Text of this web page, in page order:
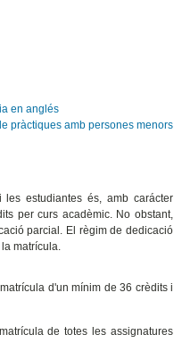
en anglés
pràctiques amb persones menors
estudiantes és, amb carácter
per curs acadèmic. No obstant,
parcial. El règim de dedicació
matrícula.
d'un mínim de 36 crèdits i
de totes les assignatures